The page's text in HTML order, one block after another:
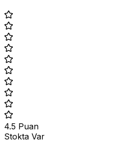
4.5 Puan
Stokta Var